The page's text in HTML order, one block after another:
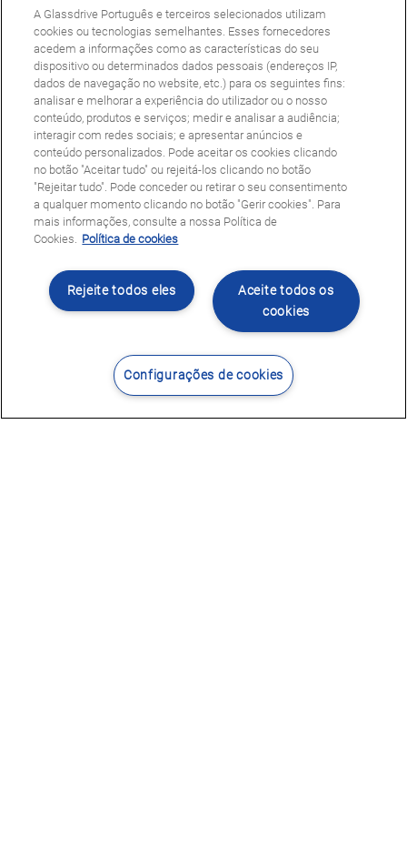
Contacte-nos Encontrar Centro
A Glassdrive Português e terceiros selecionados utilizam
cookies ou tecnologias semelhantes. Esses fornecedores
acedem a informações como as características do seu
dispositivo ou determinados dados pessoais (endereços IP,
dados de navegação no website, etc.) para os seguintes fins:
analisar e melhorar a experiência do utilizador ou o nosso
conteúdo, produtos e serviços; medir e analisar a audiência;
interagir com redes sociais; e apresentar anúncios e
conteúdo personalizados. Pode aceitar os cookies clicando
no botão "Aceitar tudo" ou rejeitá-los clicando no botão
"Rejeitar tudo". Pode conceder ou retirar o seu consentimento
a qualquer momento clicando no botão "Gerir cookies". Para
mais informações, consulte a nossa Política de
Cookies. Política de cookies
Aceite todos os
cookies
Rejeite todos eles
Configurações de cookies